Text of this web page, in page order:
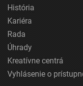
História
Kariéra
Rada
Úhrady
Kreatívne centrá
Vyhlásenie o